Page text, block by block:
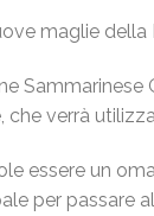
maglie
che verrà
essere un
per passare